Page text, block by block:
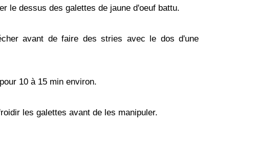
le dessus des galettes de jaune d'oeuf battu.
avant de faire des stries avec le dos d'une
10 à 15 min environ.
les galettes avant de les manipuler.